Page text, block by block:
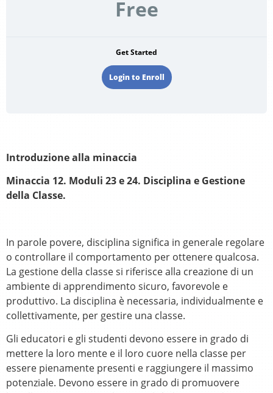
Free
Get Started
Login to Enroll
Introduzione alla minaccia
Minaccia 12. Moduli 23 e 24. Disciplina e Gestione
della Classe.
In parole povere, disciplina significa in generale regolare
o controllare il comportamento per ottenere qualcosa.
La gestione della classe si riferisce alla creazione di un
ambiente di apprendimento sicuro, favorevole e
produttivo. La disciplina è necessaria, individualmente e
collettivamente, per gestire una classe.
Gli educatori e gli studenti devono essere in grado di
mettere la loro mente e il loro cuore nella classe per
essere pienamente presenti e raggiungere il massimo
potenziale. Devono essere in grado di promuovere